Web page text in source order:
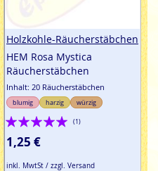
Holzkohle-Räucherstäbchen
HEM Rosa Mystica
Räucherstäbchen
Inhalt: 20 Räucherstäbchen
blumig harzig würzig
Bewertung:
100%
(1)
1,25 €
inkl. MwtSt / zzgl. Versand